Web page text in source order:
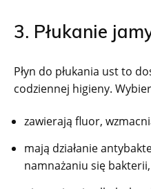
3. Płukanie
Płyn do płukania ust to
codziennej higieny.
zawierają fluor,
mają działanie
namnażaniu się bakterii,